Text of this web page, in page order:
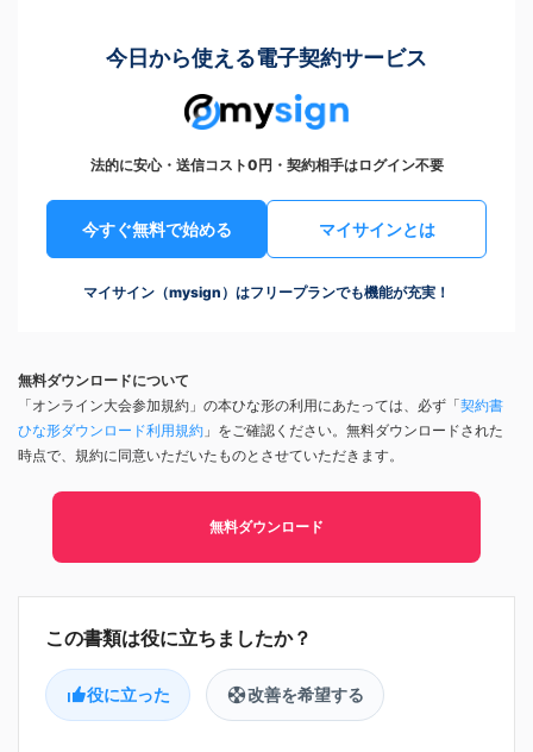
今日から使える電子契約サービス
法的に安心・送信コスト0円・契約相手はログイン不要
今すぐ無料で始める マイサインとは
マイサイン（mysign）はフリープランでも機能が充実！
無料ダウンロードについて
「オンライン大会参加規約」の本ひな形の利用にあたっては、必ず「契約書
ひな形ダウンロード利用規約 」をご確認ください。無料ダウンロードされた
時点で、規約に同意いただいたものとさせていただきます。
無料ダウンロード
役に立った 改善を希望する